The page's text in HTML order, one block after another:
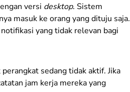
versi desktop. Sistem
masuk ke orang yang dituju saja.
yang tidak relevan bagi
sedang tidak aktif. Jika
jam kerja mereka yang